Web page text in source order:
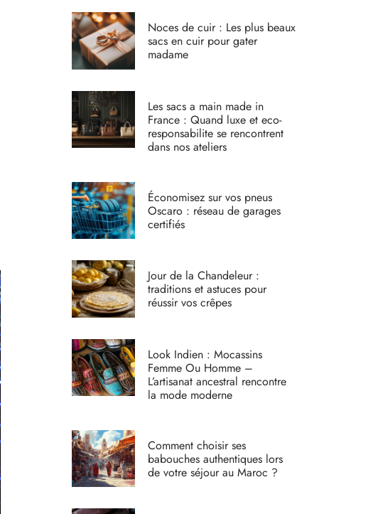
Noces de cuir : Les plus beaux
sacs en cuir pour gater
madame
Les sacs a main made in
France : Quand luxe et eco-
responsabilite se rencontrent
dans nos ateliers
Économisez sur vos pneus
Oscaro : réseau de garages
certifiés
Jour de la Chandeleur :
traditions et astuces pour
réussir vos crêpes
Look Indien : Mocassins
Femme Ou Homme –
L’artisanat ancestral rencontre
la mode moderne
Comment choisir ses
babouches authentiques lors
de votre séjour au Maroc ?